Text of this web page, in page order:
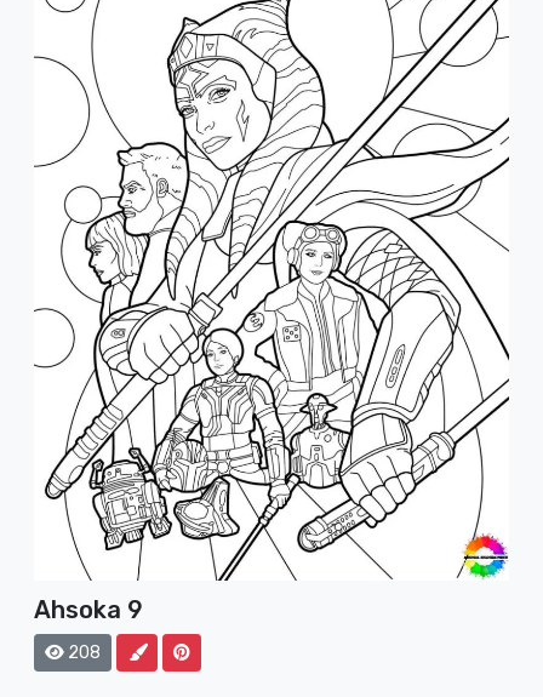
Ahsoka 9
208